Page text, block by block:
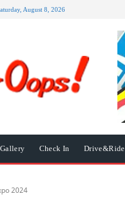
August 8, 2026
Check In Drive&Ride
2024